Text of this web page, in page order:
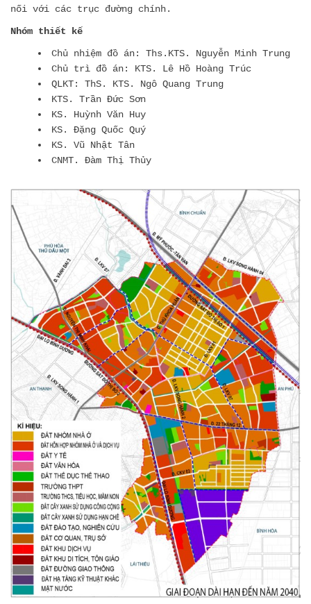
nối với các trục đường chính.
Nhóm thiết kế
Chủ nhiệm đồ án: Ths.KTS. Nguyễn Minh Trung
Chủ trì đồ án: KTS. Lê Hồ Hoàng Trúc
QLKT: ThS. KTS. Ngô Quang Trung
KTS. Trần Đức Sơn
KS. Huỳnh Văn Huy
KS. Đặng Quốc Quý
KS. Vũ Nhật Tân
CNMT. Đàm Thị Thủy